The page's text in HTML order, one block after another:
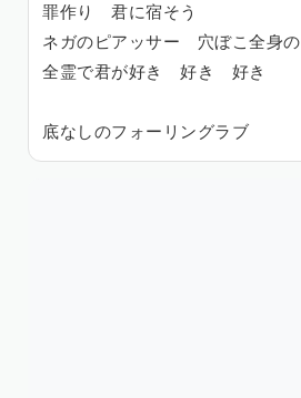
罪作り 君に宿そう
ネガのピアッサー 穴ぼこ全身の
全霊で君が好き 好き 好き
底なしのフォーリングラブ